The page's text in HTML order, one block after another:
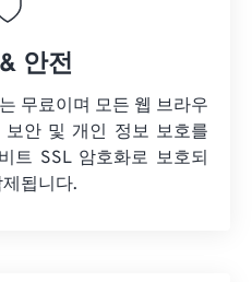
안전
무료이며 모든 웹 브라우
안 및 개인 정보 보호를
트 SSL 암호화로 보호되
됩니다.